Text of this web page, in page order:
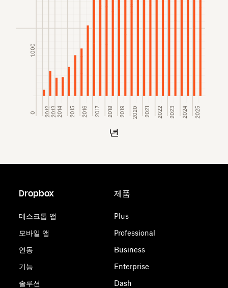
201220132014 2015 2016 2017 2018 2019 2020 2021 2022 2023 2024 2025
0
1,000
년
Dropbox
데스크톱 앱
모바일 앱
연동
기능
솔루션
제품
Plus
Professional
Business
Enterprise
Dash